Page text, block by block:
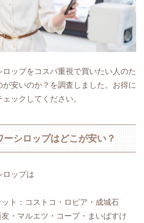
ップをコスパ重視で買いたい人のた
安いのか？を調査しました。お得に
ックしてください。
ーシロップはどこが安い？
ロップは
ト：コストコ・ロピア・成城石
・マルエツ・コープ・まいばすけ